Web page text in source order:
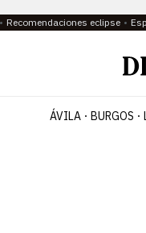
Recomendaciones eclipse
ÁVILA BURGOS